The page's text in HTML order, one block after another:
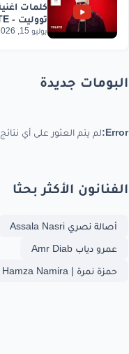
يوليو 15, 2026
البومات جديدة
Error: لم يتم العثور على أي نتائج
الفنانون الأكثر بحثا
أصالة نصري Assala Nasri
عمرو دياب Amr Diab
حمزة نمرة | Hamza Namira